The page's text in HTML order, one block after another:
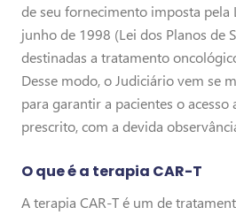
de seu fornecimento imposta pela
junho de 1998 (Lei dos Planos de
destinadas a tratamento
Desse modo, o Judiciário vem se
para garantir a pacientes o
prescrito, com a devida
O que é a terapia CAR-T
A terapia CAR-T é um de